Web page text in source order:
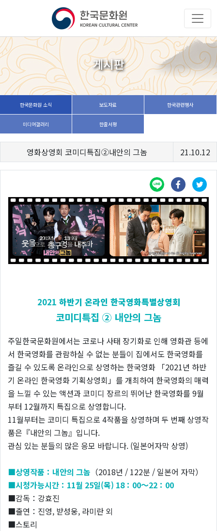
게시판
한국문화원 소식 보도자료 한국관련행사
미디어갤러리 한줄서평
영화상영회 코미디특집②내안의 그놈 21.10.12
2021 하반기 온라인 한국영화특별상영회
코미디특집 ② 내안의 그놈
주일한국문화원에서는 코로나 사태 장기화로 인해 영화관 등에
서 한국영화를 관람하실 수 없는 분들이 집에서도 한국영화를
즐길 수 있도록 온라인으로 상영하는 한국영화 「2021년 하반
기 온라인 한국영화 기획상영회」를 개최하여 한국영화의 매력
을 느낄 수 있는 액션과 코미디 장르의 뛰어난 한국영화를 9월
부터 12월까지 특집으로 상영합니다.
11월부터는 코미디 특집으로 4작품을 상영하며 두 번째 상영작
품은『내안의 그놈』입니다.
관심 있는 분들의 많은 응모 바랍니다. (일본어자막 상영)
■상영작품：내안의 그놈 （2018년 / 122분 / 일본어 자막）
■시청가능시간：11월 25일(목) 18：00～22：00
■감독：강효진
■출연：진영, 받성웅, 라미란 외
■스토리